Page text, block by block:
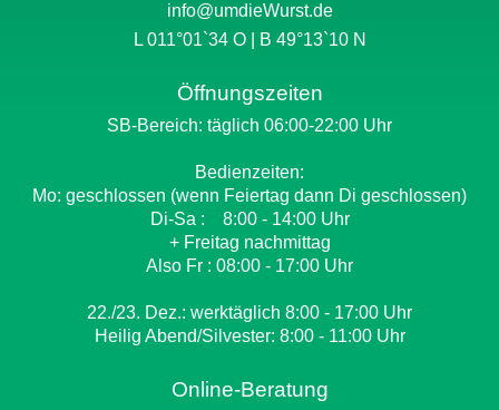
info@umdieWurst.de
L 011°01`34 O | B 49°13`10 N
Öffnungszeiten
SB-Bereich: täglich 06:00-22:00 Uhr
Bedienzeiten:
Mo: geschlossen (wenn Feiertag dann Di geschlossen)
Di-Sa : 8:00 - 14:00 Uhr
+ Freitag nachmittag
Also Fr : 08:00 - 17:00 Uhr
22./23. Dez.: werktäglich 8:00 - 17:00 Uhr
Heilig Abend/Silvester: 8:00 - 11:00 Uhr
Online-Beratung